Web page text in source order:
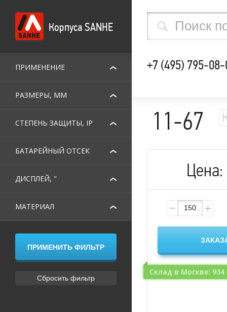
+7 (495) 795-
Корпуса SANHE
ПРИМЕНЕНИЕ
РАЗМЕРЫ, ММ
СТЕПЕНЬ ЗАЩИТЫ, IP
БАТАРЕЙНЫЙ ОТСЕК
ДИСПЛЕЙ, "
МАТЕРИАЛ
11-67
Цена:
Склад в Москве: